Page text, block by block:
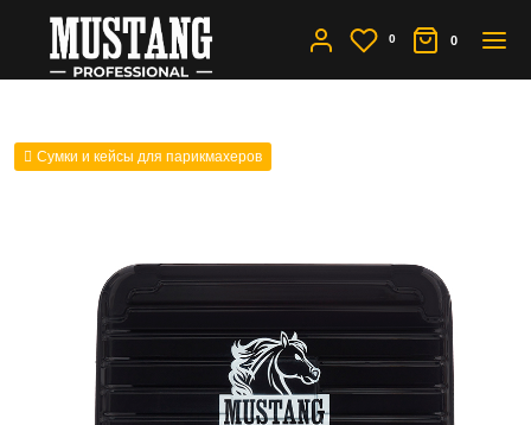
0 0
Сумки и кейсы для парикмахеров